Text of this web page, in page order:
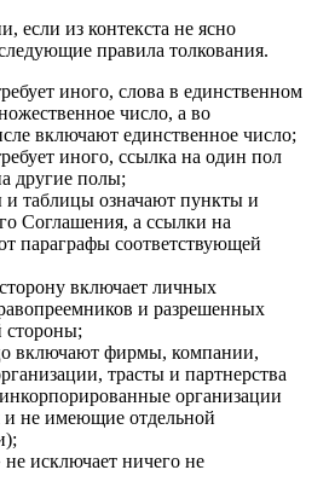
если из контекста не ясно
правила толкования.
иного, слова в единственном
число, а во
включают единственное число;
иного, ссылка на один пол
другие полы;
таблицы означают пункты и
Соглашения, а ссылки на
параграфы соответствующей
включает личных
и разрешенных
стороны;
включают фирмы, компании,
трасты и партнерства
организации
не имеющие отдельной
исключает ничего не